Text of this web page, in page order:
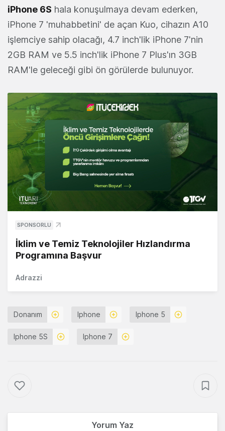
iPhone 6S hala konuşulmaya devam ederken,
iPhone 7 'muhabbetini' de açan Kuo, cihazın A10
işlemciye sahip olacağı, 4.7 inch'lik iPhone 7'nin
2GB RAM ve 5.5 inch'lik iPhone 7 Plus'ın 3GB
RAM'le geleceği gibi ön görülerde bulunuyor.
SPONSORLU
İklim ve Temiz Teknolojiler Hızlandırma
Programına Başvur
Adrazzi
Donanım Iphone Iphone 5
Iphone 5S Iphone 7
Yorum Yaz